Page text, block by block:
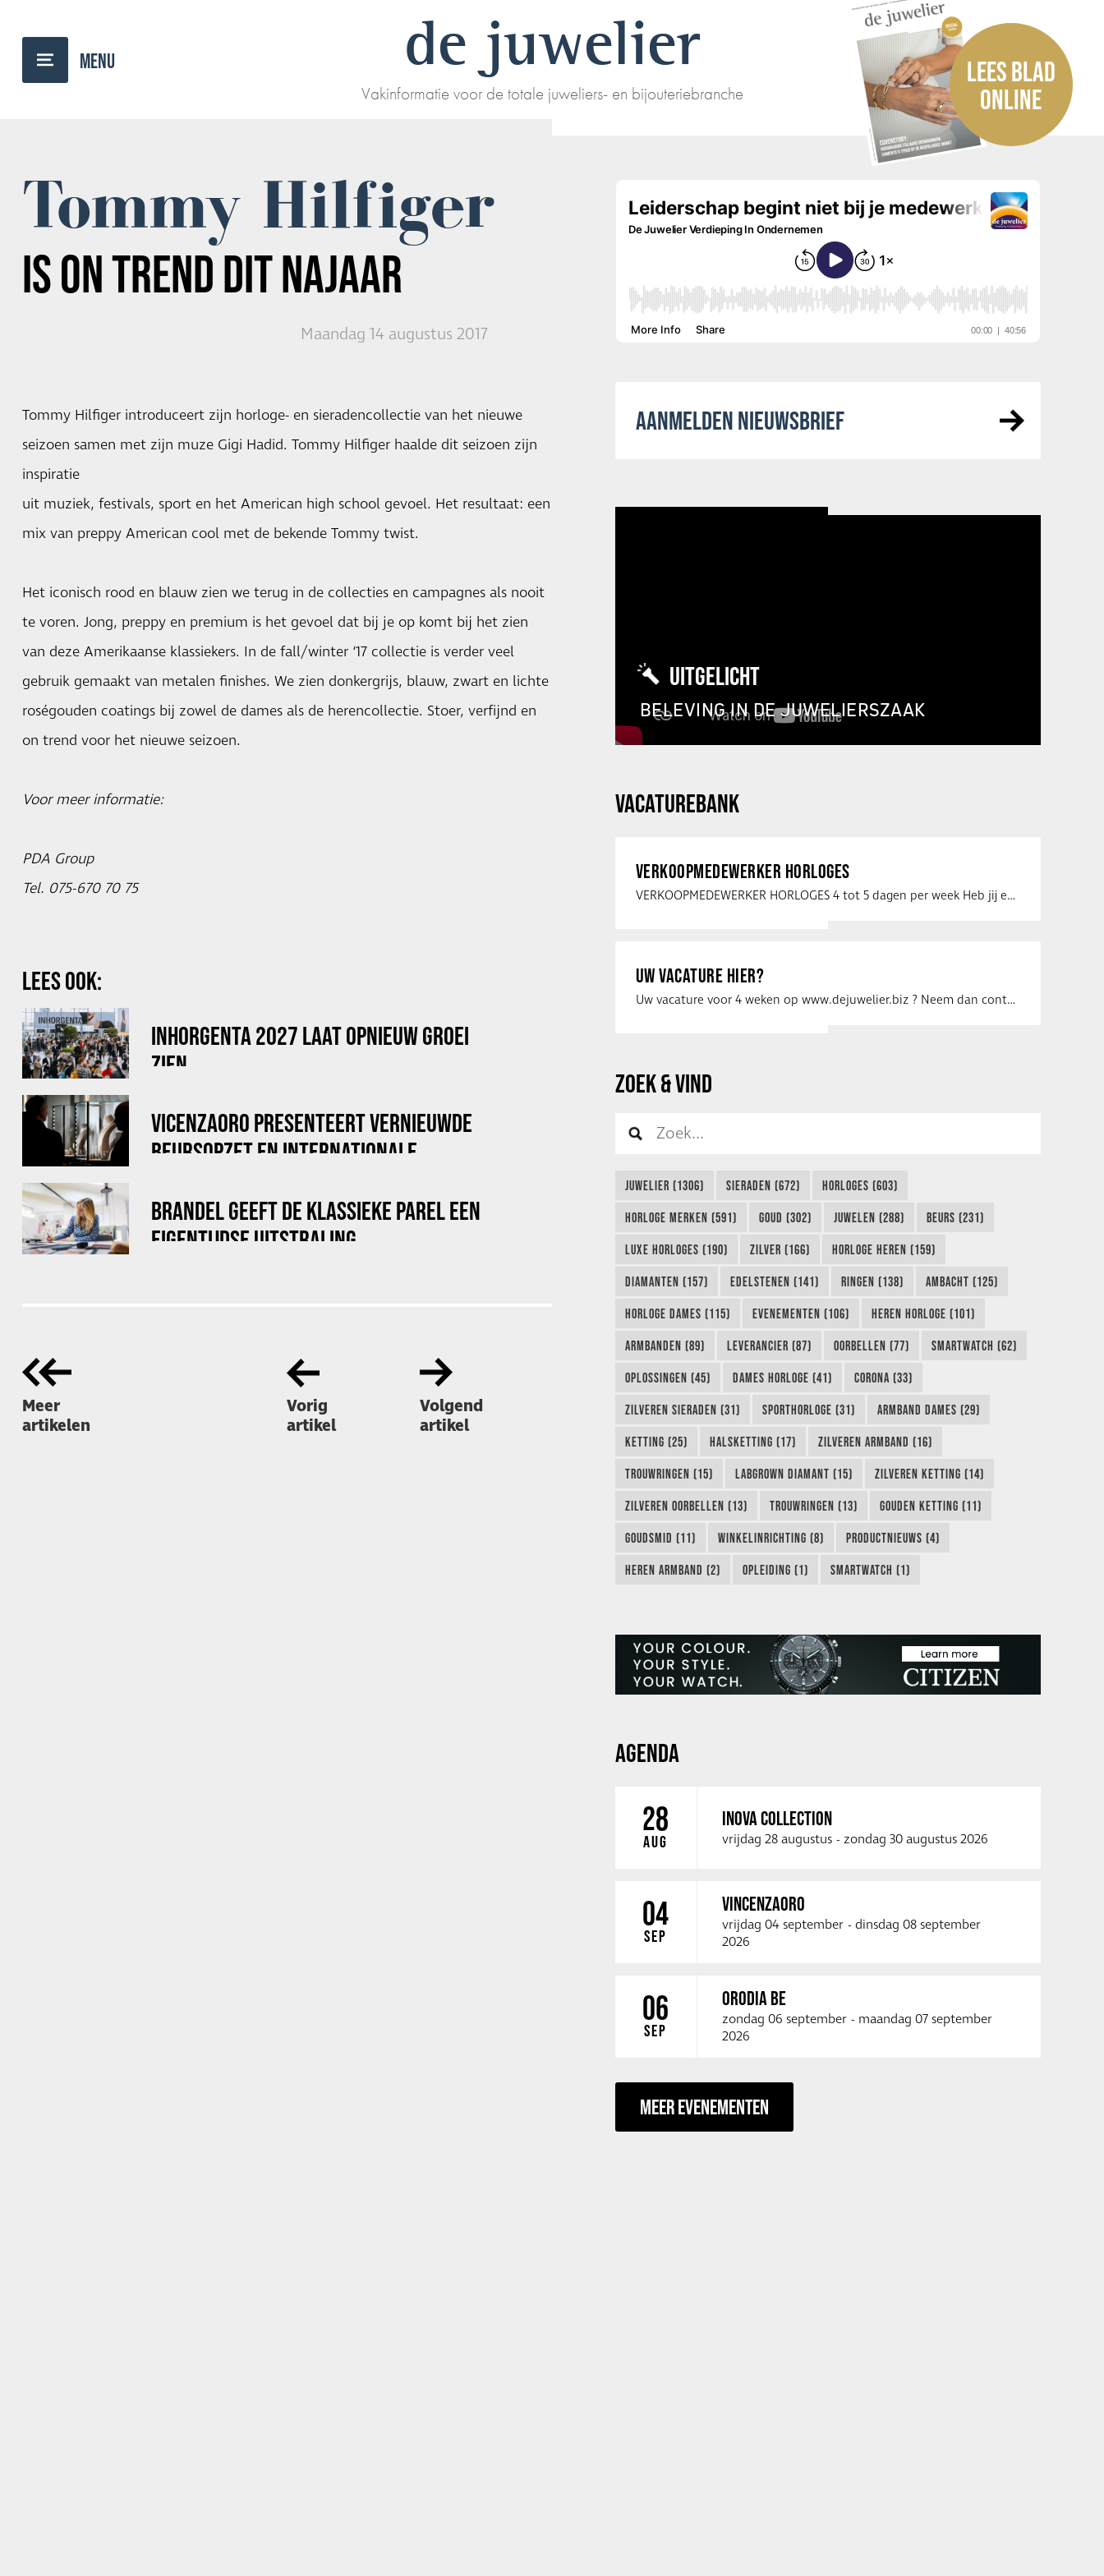
de juwelier
Vakinformatie voor de totale juweliers- en bijouteriebranche
LEES BLAD
ONLINE
Tommy Hilfiger
IS ON TREND DIT NAJAAR
Maandag 14 augustus 2017
Tommy Hilfiger introduceert zijn horloge- en sieradencollectie van het nieuwe
seizoen samen met zijn muze Gigi Hadid. Tommy Hilfiger haalde dit seizoen zijn
inspiratie
uit muziek, festivals, sport en het American high school gevoel. Het resultaat: een
mix van preppy American cool met de bekende Tommy twist.
Het iconisch rood en blauw zien we terug in de collecties en campagnes als nooit
te voren. Jong, preppy en premium is het gevoel dat bij je op komt bij het zien
van deze Amerikaanse klassiekers. In de fall/winter ‘17 collectie is verder veel
gebruik gemaakt van metalen finishes. We zien donkergrijs, blauw, zwart en lichte
roségouden coatings bij zowel de dames als de herencollectie. Stoer, verfijnd en
on trend voor het nieuwe seizoen.
Voor meer informatie:
PDA Group
Tel. 075-670 70 75
LEES OOK:
INHORGENTA 2027 LAAT OPNIEUW GROEI
ZIEN
VICENZAORO PRESENTEERT VERNIEUWDE
BEURSOPZET EN INTERNATIONALE
BRANDEL GEEFT DE KLASSIEKE PAREL EEN
EIGENTIJDSE UITSTRALING
Meer
artikelen
Vorig
artikel
Volgend
artikel
AANMELDEN NIEUWSBRIEF
UITGELICHT
BELEVING IN DE JUWELIERSZAAK
VACATUREBANK
VERKOOPMEDEWERKER HORLOGES
VERKOOPMEDEWERKER HORLOGES 4 tot 5 dagen per week Heb jij een passie voor …
UW VACATURE HIER?
Uw vacature voor 4 weken op www.dejuwelier.biz ? Neem dan contact op met …
ZOEK & VIND
JUWELIER (1306) SIERADEN (672) HORLOGES (603)
HORLOGE MERKEN (591) GOUD (302) JUWELEN (288) BEURS (231)
LUXE HORLOGES (190) ZILVER (166) HORLOGE HEREN (159)
DIAMANTEN (157) EDELSTENEN (141) RINGEN (138) AMBACHT (125)
HORLOGE DAMES (115) EVENEMENTEN (106) HEREN HORLOGE (101)
ARMBANDEN (89) LEVERANCIER (87) OORBELLEN (77) SMARTWATCH (62)
OPLOSSINGEN (45) DAMES HORLOGE (41) CORONA (33)
ZILVEREN SIERADEN (31) SPORTHORLOGE (31) ARMBAND DAMES (29)
KETTING (25) HALSKETTING (17) ZILVEREN ARMBAND (16)
TROUWRINGEN (15) LABGROWN DIAMANT (15) ZILVEREN KETTING (14)
ZILVEREN OORBELLEN (13) TROUWRINGEN (13) GOUDEN KETTING (11)
GOUDSMID (11) WINKELINRICHTING (8) PRODUCTNIEUWS (4)
HEREN ARMBAND (2) OPLEIDING (1) SMARTWATCH (1)
AGENDA
28
AUG
INOVA COLLECTION
vrijdag 28 augustus - zondag 30 augustus 2026
04
SEP
VINCENZAORO
vrijdag 04 september - dinsdag 08 september
2026
06
SEP
ORODIA BE
zondag 06 september - maandag 07 september
2026
MEER EVENEMENTEN